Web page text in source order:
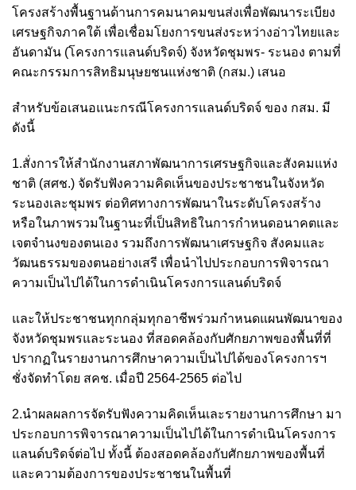
โครงสร้างพื้นฐานด้านการคมนาคมขนส่งเพื่อพัฒนาระเบียง
เศรษฐกิจภาคใต้ เพื่อเชื่อมโยงการขนส่งระหว่างอ่าวไทยและ
อันดามัน (โครงการแลนด์บริดจ์) จังหวัดชุมพร- ระนอง ตามที่
คณะกรรมการสิทธิมนุษยชนแห่งชาติ (กสม.) เสนอ
สำหรับข้อเสนอแนะกรณีโครงการแลนด์บริดจ์ ของ กสม. มี
ดังนี้
1.สั่งการให้สำนักงานสภาพัฒนาการเศรษฐกิจและสังคมแห่ง
ชาติ (สศช.) จัดรับฟังความคิดเห็นของประชาชนในจังหวัด
ระนองเละชุมพร ต่อทิศทางการพัฒนาในระดับโครงสร้าง
หรือในภาพรวมในฐานะที่เป็นสิทธิในการกำหนดอนาคตและ
เจตจำนงของตนเอง รวมถึงการพัฒนาเศรษฐกิจ สังคมและ
วัฒนธรรมของตนอย่างเสรี เพื่อนำไปประกอบการพิจารณา
ความเป็นไปได้ในการดำเนินโครงการแลนด์บริดจ์
และให้ประชาชนทุกกลุ่มทุกอาชีพร่วมกำหนดแผนพัฒนาของ
จังหวัดชุมพรและระนอง ที่สอดคล้องกับศักยภาพของพื้นที่ที่
ปรากฏในรายงานการศึกษาความเป็นไปได้ของโครงการฯ
ชั่งจัดทำโดย สคช. เมื่อปี 2564-2565 ต่อไป
2.นำผลผลการจัดรับฟังความคิดเห็นเละรายงานการศึกษา มา
ประกอบการพิจารณาความเป็นไปได้ในการดำเนินโครงการ
แลนด์บริดจ์ต่อไป ทั้งนี้ ต้องสอดคล้องกับศักยภาพของพื้นที่
และความต้องการของประชาชนในพื้นที่